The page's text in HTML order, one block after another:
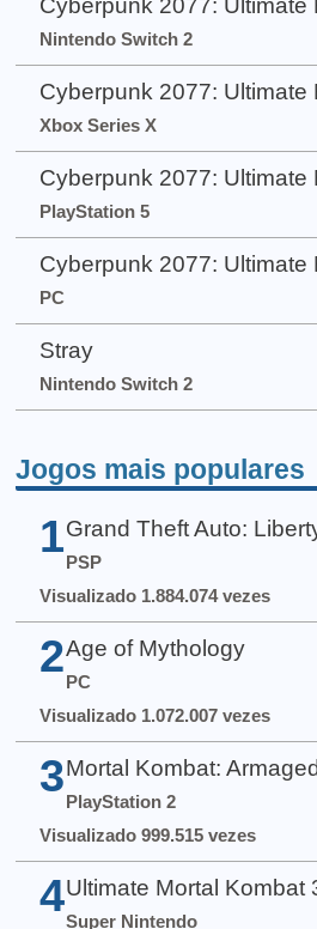
Nintendo Switch 2
Cyberpunk 2077: Ultimate
Xbox Series X
Cyberpunk 2077: Ultimate
PlayStation 5
Cyberpunk 2077: Ultimate
PC
Stray
Nintendo Switch 2
Jogos mais populares
1 Grand Theft Auto:
PSP
Visualizado 1.884.074 vezes
2 Age of Mythology
PC
Visualizado 1.072.007 vezes
3 Mortal Kombat:
PlayStation 2
Visualizado 999.515 vezes
4 Ultimate Mortal Kombat
Super Nintendo